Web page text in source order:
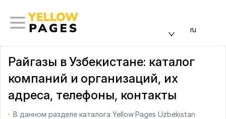
ru
Райгазы в Узбекистане: каталог
компаний и организаций, их
адреса, телефоны, контакты
В данном разделе каталога Yellow Pages Uzbekistan